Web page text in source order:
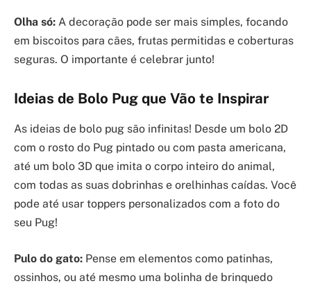
Olha só: A decoração pode ser mais simples, focando
em biscoitos para cães, frutas permitidas e coberturas
seguras. O importante é celebrar junto!
Ideias de Bolo Pug que Vão te Inspirar
As ideias de bolo pug são infinitas! Desde um bolo 2D
com o rosto do Pug pintado ou com pasta americana,
até um bolo 3D que imita o corpo inteiro do animal,
com todas as suas dobrinhas e orelhinhas caídas. Você
pode até usar toppers personalizados com a foto do
seu Pug!
Pulo do gato: Pense em elementos como patinhas,
ossinhos, ou até mesmo uma bolinha de brinquedo